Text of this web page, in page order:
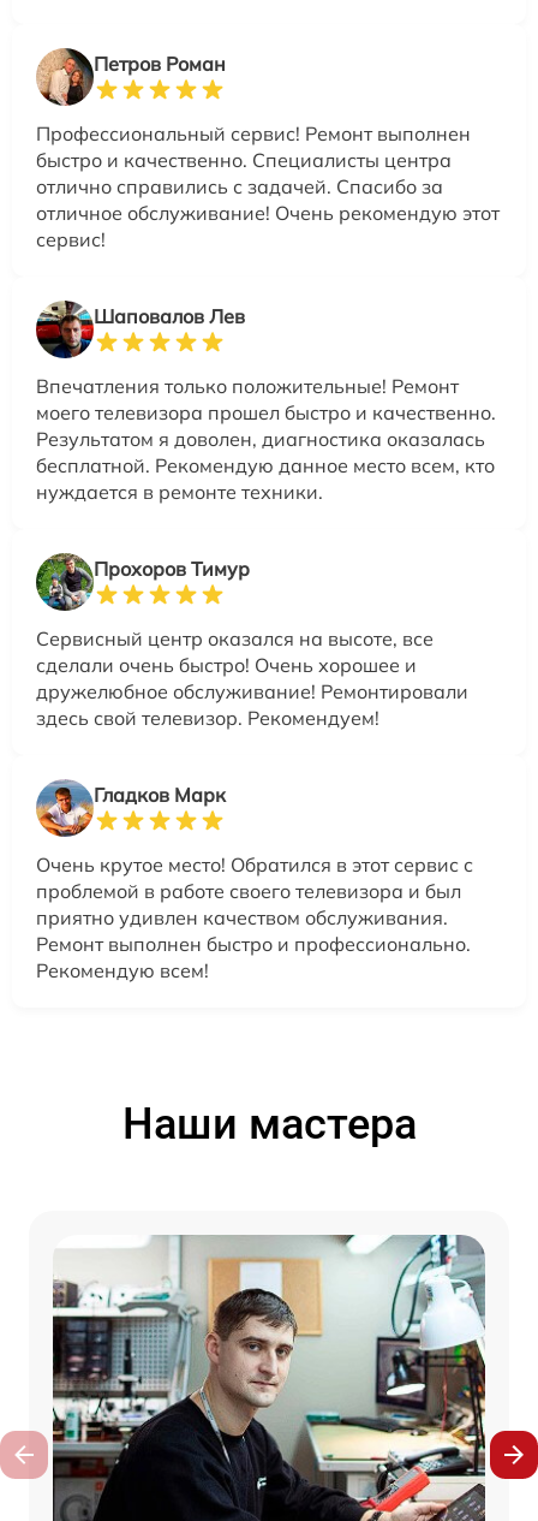
Петров Роман
Профессиональный сервис! Ремонт выполнен
быстро и качественно. Специалисты центра
отлично справились с задачей. Спасибо за
отличное обслуживание! Очень рекомендую этот
сервис!
Шаповалов Лев
Впечатления только положительные! Ремонт
моего телевизора прошел быстро и качественно.
Результатом я доволен, диагностика оказалась
бесплатной. Рекомендую данное место всем, кто
нуждается в ремонте техники.
Прохоров Тимур
Сервисный центр оказался на высоте, все
сделали очень быстро! Очень хорошее и
дружелюбное обслуживание! Ремонтировали
здесь свой телевизор. Рекомендуем!
Гладков Марк
Очень крутое место! Обратился в этот сервис с
проблемой в работе своего телевизора и был
приятно удивлен качеством обслуживания.
Ремонт выполнен быстро и профессионально.
Рекомендую всем!
Наши мастера